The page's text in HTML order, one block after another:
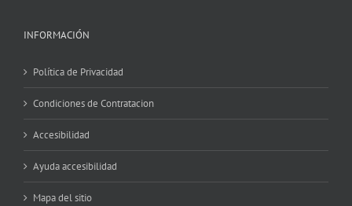
INFORMACIÓN
Política de Privacidad
Condiciones de Contratacion
Accesibilidad
Ayuda accesibilidad
Mapa del sitio